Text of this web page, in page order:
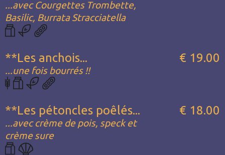
...avec Courgettes Trombette,
Basilic, Burrata Stracciatella
**Les anchois...
...une fois bourrés !!
€ 19.00
**Les pétoncles poêlés...
...avec crème de pois, speck et
crème sure
€ 18.00